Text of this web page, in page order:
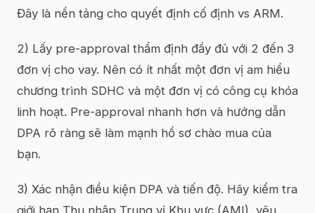
Đây là nền tảng cho quyết định cố định vs ARM.
2) Lấy pre-approval thẩm định đầy đủ với 2 đến 3
đơn vị cho vay. Nên có ít nhất một đơn vị am hiểu
chương trình SDHC và một đơn vị có công cụ khóa
linh hoạt. Pre-approval nhanh hơn và hướng dẫn
DPA rõ ràng sẽ làm mạnh hồ sơ chào mua của
bạn.
3) Xác nhận điều kiện DPA và tiến độ. Hãy kiểm tra
giới hạn Thu nhập Trung vị Khu vực (AMI), yêu